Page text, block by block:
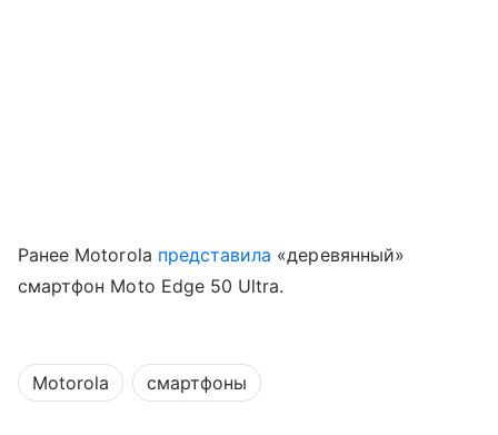
Ранее Motorola представила «деревянный»
смартфон Moto Edge 50 Ultra.
Motorola смартфоны